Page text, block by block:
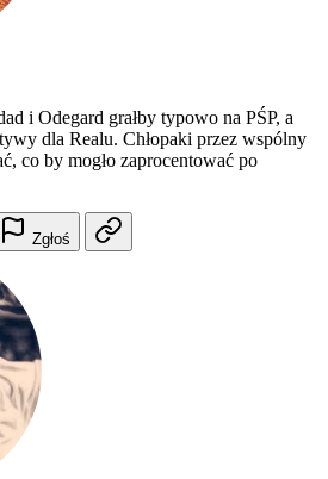
i Odegard grałby typowo na PŚP, a
dla Realu. Chłopaki przez wspólny
co by mogło zaprocentować po
Zgłoś